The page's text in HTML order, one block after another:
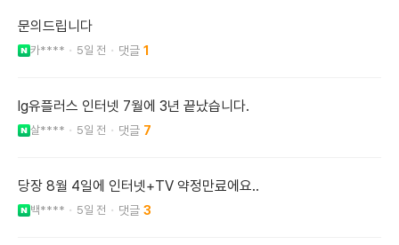
문의드립니다
카**** 5일 전 1
lg유플러스 인터넷 7월에 3년 끝났습니다.
살**** 5일 전 7
당장 8월 4일에 인터넷+TV 약정만료에요..
백**** 5일 전 3